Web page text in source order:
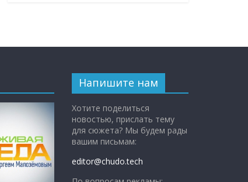
Напишите нам
Хотите поделиться
новостью, прислать тему
для сюжета? Мы будем рады
вашим письмам:
editor@chudo.tech